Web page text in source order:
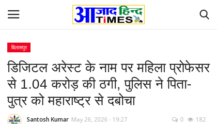
Home
ओडिशा
बिलासपुर
डिजिटल अरेस्ट के नाम पर महिला प्रोफेसर
से 1.04 करोड़ की ठगी, पुलिस ने पिता-
पुत्र को महाराष्ट्र से दबोचा
Santosh Kumar May 26, 2026 - 19:27 0 182